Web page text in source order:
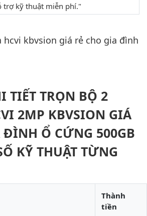
trợ kỹ thuật miễn phí."
hcvi kbvsion giá rẻ cho gia đình
TIẾT TRỌN BỘ 2
2MP KBVSION GIÁ
ĐÌNH Ổ CỨNG 500GB
KỸ THUẬT TỪNG
Thành
tiền